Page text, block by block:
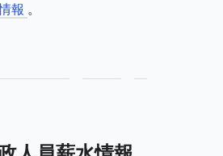
報 。